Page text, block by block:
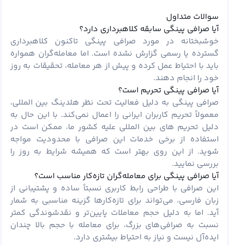
سوالات متداول
آیا صرافی پینگی سابقه کلاهبرداری دارد؟
خوشبختانه در مورد صرافی پینگی تاکنون کلاهبرداری
گسترده یا رسمی گزارش نشده است. اما معامله‌گران همواره
باید با احتیاط عمل کرده و پیش از هر معامله، تحقیقات به روز
خود را انجام دهند.
آیا صرافی پینگی تحریم است؟
صرافی پینگی به دلیل فعالیت تحت نظر هلدینگ بین المللی،
معمولاً تحریم کاربران ایرانی را اعمال نمی‌کند. با این حال به
دلیل تحریم های بین المللی علیه کشور ما، ممکن است در
استفاده از برخی خدمات این صرافی با محدودیت مواجه
شوید. از این روی بهتر است که همیشه شرایط به روز را
بررسی نمایید.
آیا صرافی پینگی برای معامله‌گران تازه‌کار مناسب است؟
این صرافی با طراحی رابط کاربری نسبتاً ساده و پشتیبانی از
زبان فارسی، می‌تواند برای تازه‌کارها گزینه مناسبی به شمار
آید. اما به دلیل حجم معاملات پایین‌تر و نقدشوندگی کمتر
نسبت به صرافی‌های بزرگ، برای معامله با حجم بالا چندان
ایده‌آل نیست و نیاز به احتیاط بیشتری دارد.